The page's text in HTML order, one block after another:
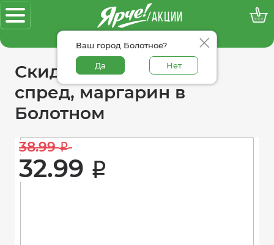
/АКЦИИ
Ваш город Болотное?
Да Нет
100% достоверные акции
Скидки в категории
спред, маргарин в
Болотном
38.99 i
32.99 i